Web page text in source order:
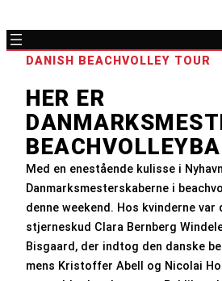
DANISH BEACHVOLLEY TOUR
HER ER
Med en enestående kulisse i
Danmarksmesterskaberne i
denne weekend. Hos kvinderne var
stjerneskud Clara Bernberg
Bisgaard, der indtog den danske
mens Kristoffer Abell og Nicolai